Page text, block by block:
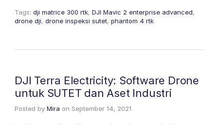
Tags: dji matrice 300 rtk, DJI Mavic 2 enterprise advanced,
drone dji, drone inspeksi sutet, phantom 4 rtk
DJI Terra Electricity: Software Drone
untuk SUTET dan Aset Industri
Posted by Mira on September 14, 2021